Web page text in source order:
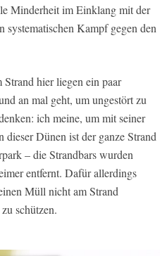
Minderheit im Einklang mit der
Kampf gegen den
hier liegen ein paar
an mal geht, um ungestört zu
ich meine, um mit seiner
Dünen ist der ganze Strand
– die Strandbars wurden
entfernt. Dafür allerdings
Müll nicht am Strand
schützen.